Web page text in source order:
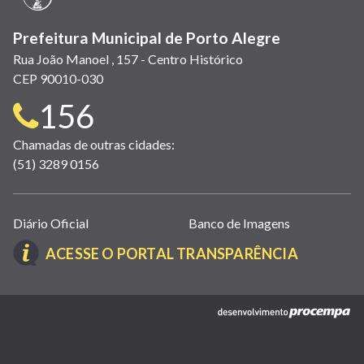
Prefeitura Municipal de Porto Alegre
Rua João Manoel , 157 - Centro Histórico
CEP 90010-030
Telefone
para
contato:
156
Chamadas de outras cidades:
(51) 3289 0156
Links
úteis
(abrem
nova
Diário Oficial Banco de Imagens
ACESSE O PORTAL TRANSPARÊNCIA(LINK
EM
NOVA